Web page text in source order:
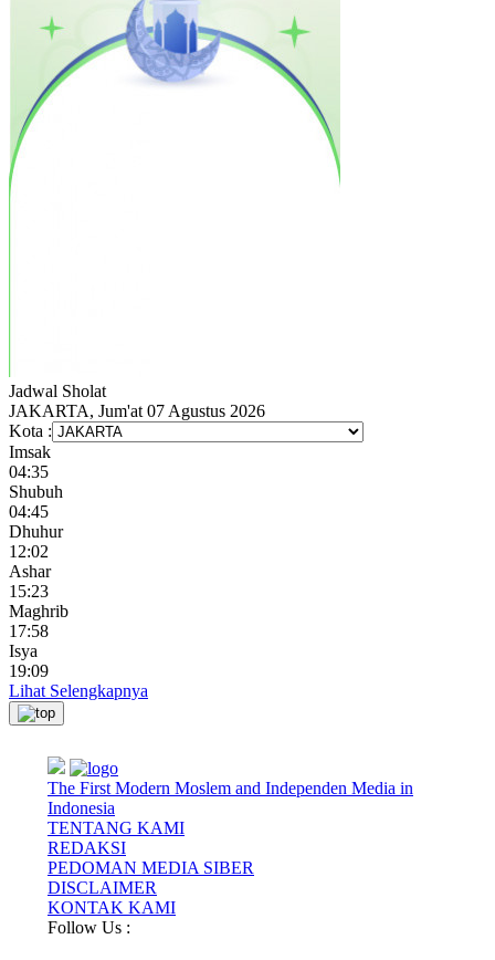
Jadwal Sholat
JAKARTA, Jum'at 07 Agustus 2026
Kota :
Imsak
04:35
Shubuh
04:45
Dhuhur
12:02
Ashar
15:23
Maghrib
17:58
Isya
19:09
Lihat Selengkapnya
The First Modern Moslem and Independen Media in
Indonesia
TENTANG KAMI
REDAKSI
PEDOMAN MEDIA SIBER
DISCLAIMER
KONTAK KAMI
Follow Us :